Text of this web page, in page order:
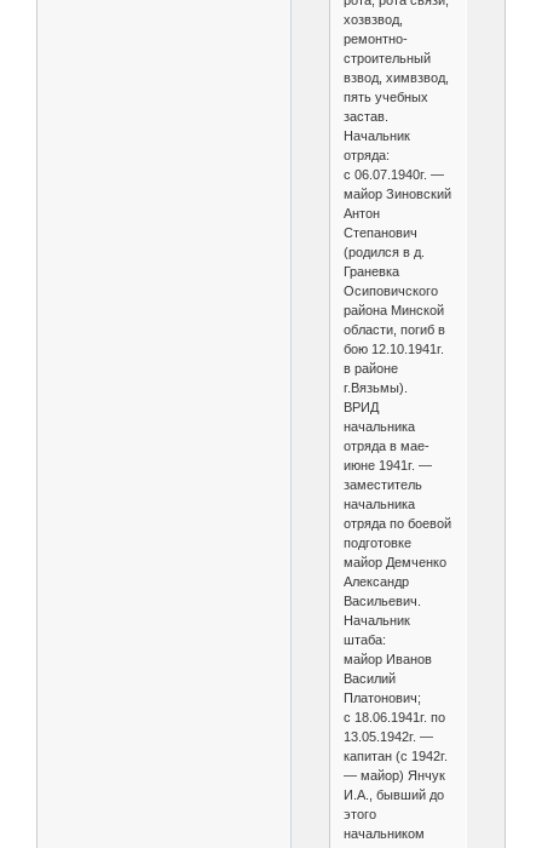
хозвзвод,
ремонтно-
строительный
взвод, химвзвод,
пять учебных
застав.
Начальник
отряда:
с 06.07.1940г. —
майор Зиновский
Антон
Степанович
(родился в д.
Граневка
Осиповичского
района Минской
области, погиб в
бою 12.10.1941г.
в районе
г.Вязьмы).
ВРИД
начальника
отряда в мае-
июне 1941г. —
заместитель
начальника
отряда по боевой
подготовке
майор Демченко
Александр
Васильевич.
Начальник
штаба:
майор Иванов
Василий
Платонович;
с 18.06.1941г. по
13.05.1942г. —
капитан (с 1942г.
— майор) Янчук
И.А., бывший до
этого
начальником